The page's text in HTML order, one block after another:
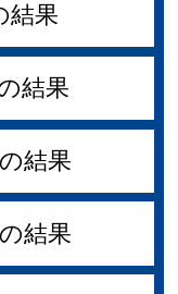
結果
結果
結果
結果